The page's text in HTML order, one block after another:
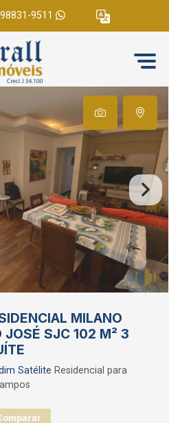
9511
MILANO
JOSÉ SJC 102 M² 3
Satélite Residencial para